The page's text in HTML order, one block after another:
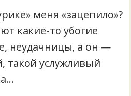
меня «зацепило»?
какие-то убогие
неудачницы, а он —
такой услужливый